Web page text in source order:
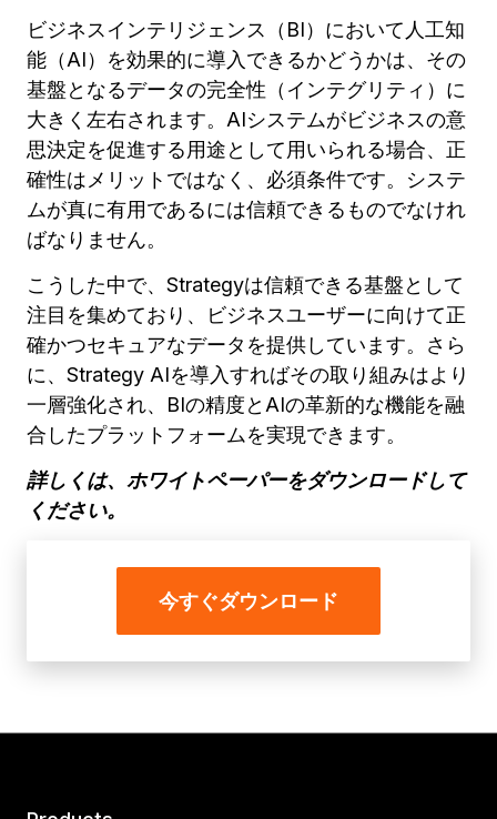
ビジネスインテリジェンス（BI）において人工知
能（AI）を効果的に導入できるかどうかは、その
基盤となるデータの完全性（インテグリティ）に
大きく左右されます。AIシステムがビジネスの意
思決定を促進する用途として用いられる場合、正
確性はメリットではなく、必須条件です。システ
ムが真に有用であるには信頼できるものでなけれ
ばなりません。
こうした中で、Strategyは信頼できる基盤として
注目を集めており、ビジネスユーザーに向けて正
確かつセキュアなデータを提供しています。さら
に、Strategy AIを導入すればその取り組みはより
一層強化され、BIの精度とAIの革新的な機能を融
合したプラットフォームを実現できます。
詳しくは、ホワイトペーパーをダウンロードして
ください。
今すぐダウンロード